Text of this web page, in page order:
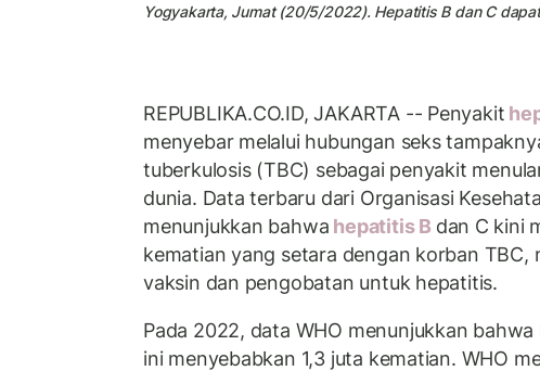
Yogyakarta, Jumat (20/5/2022). Hepatitis B dan C
REPUBLIKA.CO.ID, JAKARTA -- Penyakit
menyebar melalui hubungan seks
tuberkulosis (TBC) sebagai penyakit
dunia. Data terbaru dari Organisasi
menunjukkan bahwa hepatitis B dan C kini
kematian yang setara dengan korban TBC,
vaksin dan pengobatan untuk hepatitis.
Pada 2022, data WHO menunjukkan
ini menyebabkan 1,3 juta kematian. WHO